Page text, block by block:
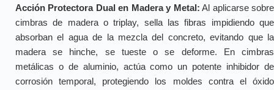
Acción Protectora Dual en Madera y Metal: Al aplicarse sobre
cimbras de madera o triplay, sella las fibras impidiendo que
absorban el agua de la mezcla del concreto, evitando que la
madera se hinche, se tueste o se deforme. En cimbras
metálicas o de aluminio, actúa como un potente inhibidor de
corrosión temporal, protegiendo los moldes contra el óxido